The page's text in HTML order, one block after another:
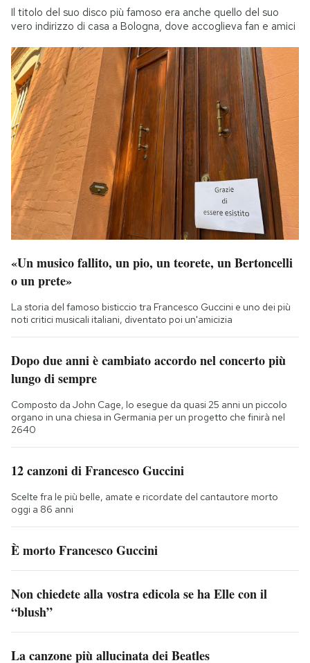
Il titolo del suo disco più famoso era anche quello del suo
vero indirizzo di casa a Bologna, dove accoglieva fan e amici
«Un musico fallito, un pio, un teorete, un Bertoncelli
o un prete»
La storia del famoso bisticcio tra Francesco Guccini e uno dei più
noti critici musicali italiani, diventato poi un'amicizia
Dopo due anni è cambiato accordo nel concerto più
lungo di sempre
Composto da John Cage, lo esegue da quasi 25 anni un piccolo
organo in una chiesa in Germania per un progetto che finirà nel
2640
12 canzoni di Francesco Guccini
Scelte fra le più belle, amate e ricordate del cantautore morto
oggi a 86 anni
È morto Francesco Guccini
Non chiedete alla vostra edicola se ha Elle con il
“blush”
La canzone più allucinata dei Beatles